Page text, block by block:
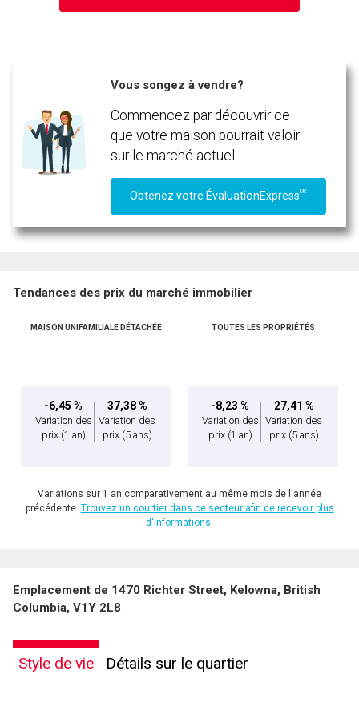
Vous songez à vendre?
Commencez par découvrir ce
que votre maison pourrait valoir
sur le marché actuel.
Obtenez votre ÉvaluationExpressMC
Tendances des prix du marché immobilier
MAISON UNIFAMILIALE DÉTACHÉE
-6,45 %
Variation des
prix (1 an)
37,38 %
Variation des
prix (5 ans)
TOUTES LES PROPRIÉTÉS
-8,23 %
Variation des
prix (1 an)
27,41 %
Variation des
prix (5 ans)
Variations sur 1 an comparativement au même mois de l'année
précédente. Trouvez un courtier dans ce secteur afin de recevoir plus
d'informations.
Emplacement de 1470 Richter Street, Kelowna, British
Columbia, V1Y 2L8
Style de vie Détails sur le quartier